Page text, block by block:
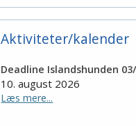
Aktiviteter/kalender
Deadline Islandshunden
10. august 2026
Læs mere...